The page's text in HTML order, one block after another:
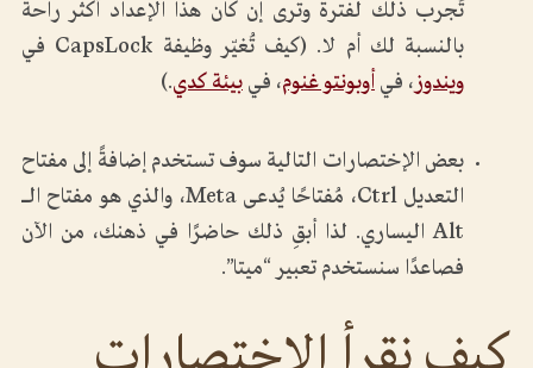
تُجرب ذلك لفترة وترى إن كان هذا الإعداد أكثر راحة
بالنسبة لك أم لا. (كيف تُغيّر وظيفة CapsLock في
ويندوز ، في أوبونتو غنوم، في بيئة كدي.)
بعض الإختصارات التالية سوف تستخدم إضافةً إلى مفتاح
التعديل Ctrl، مُفتاحًا يُدعى Meta، والذي هو مفتاح الـ
Alt اليساري. لذا أبقِ ذلك حاضرًا في ذهنك، من الآن
فصاعدًا سنستخدم تعبير “ميتا”.